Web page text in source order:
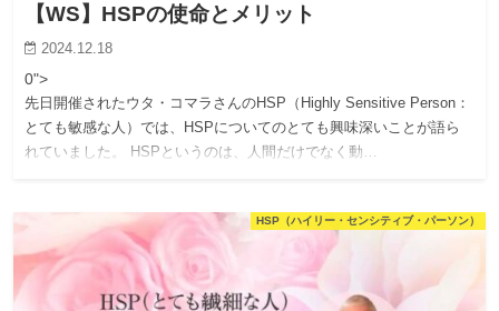
【WS】HSPの使命とメリット
2024.12.18
0">
先日開催されたウタ・コマラさんのHSP（Highly Sensitive Person：
とても敏感な人）では、HSPについてのとても興味深いことが語ら
れていました。 HSPというのは、人間だけでなく動…
HSP（ハイリー・センシティブ・パーソン）